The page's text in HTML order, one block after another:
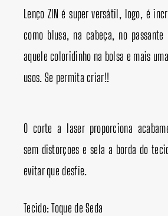
Lenço ZIN é super versátil, logo, é
como blusa, na cabeça, no
aquele coloridinho na bolsa e mais
usos. Se permita criar!!
O corte a laser proporciona
sem distorçoes e sela a borda do
evitar que desfie.
Tecido: Toque de Seda